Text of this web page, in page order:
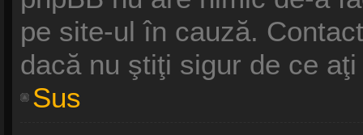
pe site-ul în cauză.
dacă nu ştiţi sigur de ce
Sus